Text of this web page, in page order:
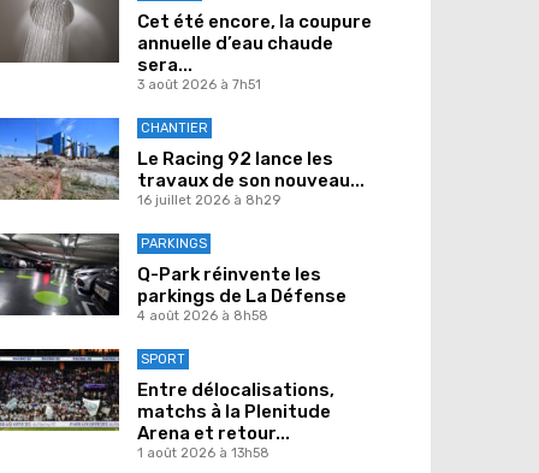
Cet été encore, la coupure
annuelle d’eau chaude
sera...
3 août 2026 à 7h51
CHANTIER
Le Racing 92 lance les
travaux de son nouveau...
16 juillet 2026 à 8h29
PARKINGS
Q-Park réinvente les
parkings de La Défense
4 août 2026 à 8h58
SPORT
Entre délocalisations,
matchs à la Plenitude
Arena et retour...
1 août 2026 à 13h58